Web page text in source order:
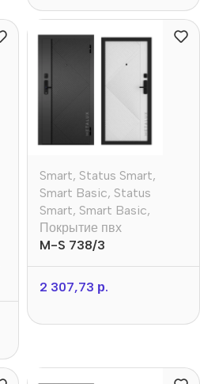
Smart, Status Smart,
Smart Basic, Status
Smart, Smart Basic,
Покрытие пвх
M-S 738/3
2 307,73 р.